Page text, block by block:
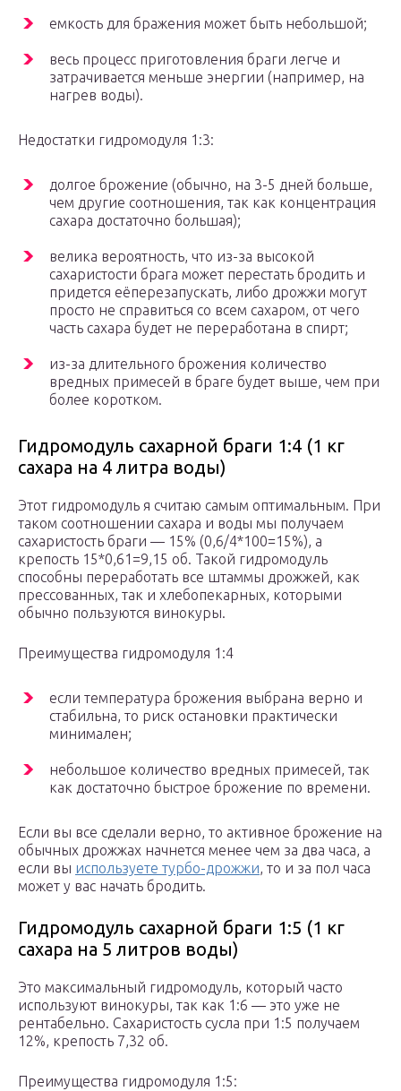
емкость для бражения может быть небольшой;
весь процесс приготовления браги легче и
затрачивается меньше энергии (например, на
нагрев воды).
Недостатки гидромодуля 1:3:
долгое брожение (обычно, на 3-5 дней больше,
чем другие соотношения, так как концентрация
сахара достаточно большая);
велика вероятность, что из-за высокой
сахаристости брага может перестать бродить и
придется еёперезапускать, либо дрожжи могут
просто не справиться со всем сахаром, от чего
часть сахара будет не переработана в спирт;
из-за длительного брожения количество
вредных примесей в браге будет выше, чем при
более коротком.
Гидромодуль сахарной браги 1:4 (1 кг
сахара на 4 литра воды)
Этот гидромодуль я считаю самым оптимальным. При
таком соотношении сахара и воды мы получаем
сахаристость браги — 15% (0,6/4*100=15%), а
крепость 15*0,61=9,15 об. Такой гидромодуль
способны переработать все штаммы дрожжей, как
прессованных, так и хлебопекарных, которыми
обычно пользуются винокуры.
Преимущества гидромодуля 1:4
если температура брожения выбрана верно и
стабильна, то риск остановки практически
минимален;
небольшое количество вредных примесей, так
как достаточно быстрое брожение по времени.
Если вы все сделали верно, то активное брожение на
обычных дрожжах начнется менее чем за два часа, а
если вы используете турбо-дрожжи, то и за пол часа
может у вас начать бродить.
Гидромодуль сахарной браги 1:5 (1 кг
сахара на 5 литров воды)
Это максимальный гидромодуль, который часто
используют винокуры, так как 1:6 — это уже не
рентабельно. Сахаристость сусла при 1:5 получаем
12%, крепость 7,32 об.
Преимущества гидромодуля 1:5: